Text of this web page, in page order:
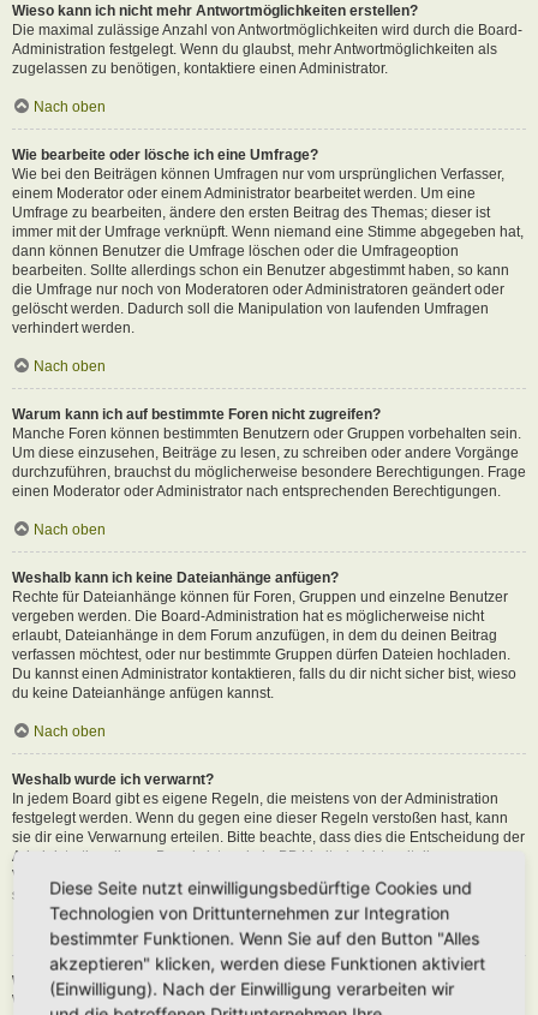
Wieso kann ich nicht mehr Antwortmöglichkeiten erstellen?
Die maximal zulässige Anzahl von Antwortmöglichkeiten wird durch die Board-
Administration festgelegt. Wenn du glaubst, mehr Antwortmöglichkeiten als
zugelassen zu benötigen, kontaktiere einen Administrator.
Nach oben
Wie bearbeite oder lösche ich eine Umfrage?
Wie bei den Beiträgen können Umfragen nur vom ursprünglichen Verfasser,
einem Moderator oder einem Administrator bearbeitet werden. Um eine
Umfrage zu bearbeiten, ändere den ersten Beitrag des Themas; dieser ist
immer mit der Umfrage verknüpft. Wenn niemand eine Stimme abgegeben hat,
dann können Benutzer die Umfrage löschen oder die Umfrageoption
bearbeiten. Sollte allerdings schon ein Benutzer abgestimmt haben, so kann
die Umfrage nur noch von Moderatoren oder Administratoren geändert oder
gelöscht werden. Dadurch soll die Manipulation von laufenden Umfragen
verhindert werden.
Nach oben
Warum kann ich auf bestimmte Foren nicht zugreifen?
Manche Foren können bestimmten Benutzern oder Gruppen vorbehalten sein.
Um diese einzusehen, Beiträge zu lesen, zu schreiben oder andere Vorgänge
durchzuführen, brauchst du möglicherweise besondere Berechtigungen. Frage
einen Moderator oder Administrator nach entsprechenden Berechtigungen.
Nach oben
Weshalb kann ich keine Dateianhänge anfügen?
Rechte für Dateianhänge können für Foren, Gruppen und einzelne Benutzer
vergeben werden. Die Board-Administration hat es möglicherweise nicht
erlaubt, Dateianhänge in dem Forum anzufügen, in dem du deinen Beitrag
verfassen möchtest, oder nur bestimmte Gruppen dürfen Dateien hochladen.
Du kannst einen Administrator kontaktieren, falls du dir nicht sicher bist, wieso
du keine Dateianhänge anfügen kannst.
Nach oben
Weshalb wurde ich verwarnt?
In jedem Board gibt es eigene Regeln, die meistens von der Administration
festgelegt werden. Wenn du gegen eine dieser Regeln verstoßen hast, kann
sie dir eine Verwarnung erteilen. Bitte beachte, dass dies die Entscheidung der
Administration dieses Boards ist und phpBB Limited nichts mit dieser
Verwarnung zu tun hat. Kontaktiere einen Administrator, sofern du die nicht
sicher bist, wieso du verwarnt wurdest.
Nach oben
Wie kann ich Beiträge den Moderatoren melden?
Wenn ein Administrator die entsprechenden Berechtigungen vergeben hat,
Diese Seite nutzt einwilligungsbedürftige Cookies und
Technologien von Drittunternehmen zur Integration
bestimmter Funktionen. Wenn Sie auf den Button "Alles
akzeptieren" klicken, werden diese Funktionen aktiviert
(Einwilligung). Nach der Einwilligung verarbeiten wir